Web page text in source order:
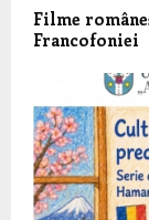
Filme
Francofoniei